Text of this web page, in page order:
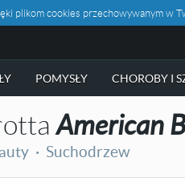
plikom cookies przechowywanym w
POMYSŁY CHOROBY I
American
· Suchodrzew